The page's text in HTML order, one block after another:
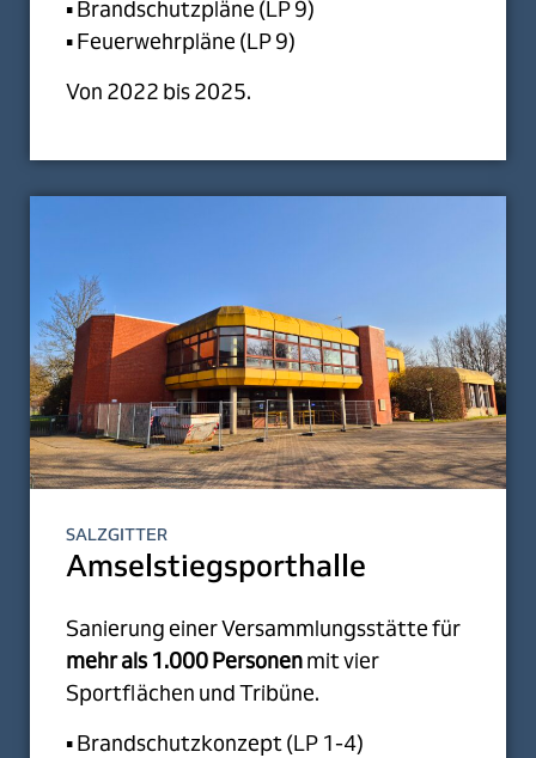
▪ Brandschutzpläne (LP 9)
▪ Feuerwehrpläne (LP 9)
Von 2022 bis 2025.
SALZGITTER
Amselstiegsporthalle
Sanierung einer Versammlungsstätte für
mehr als 1.000 Personenmit vier
Sportflächen und Tribüne.
▪ Brandschutzkonzept (LP 1-4)